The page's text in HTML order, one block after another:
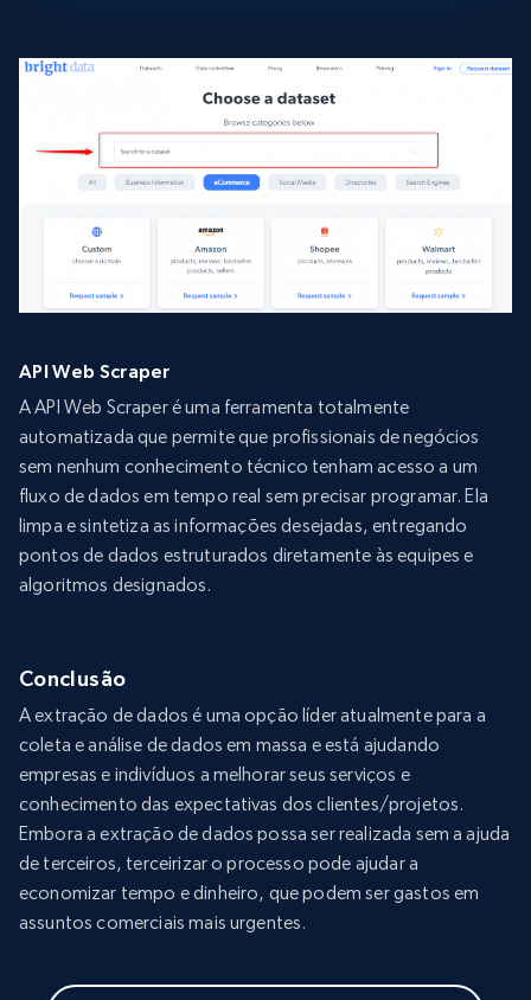
API Web Scraper
A API Web Scraper é uma ferramenta totalmente
automatizada que permite que profissionais de negócios
sem nenhum conhecimento técnico tenham acesso a um
fluxo de dados em tempo real sem precisar programar. Ela
limpa e sintetiza as informações desejadas, entregando
pontos de dados estruturados diretamente às equipes e
algoritmos designados.
Conclusão
A extração de dados é uma opção líder atualmente para a
coleta e análise de dados em massa e está ajudando
empresas e indivíduos a melhorar seus serviços e
conhecimento das expectativas dos clientes/projetos.
Embora a extração de dados possa ser realizada sem a ajuda
de terceiros, terceirizar o processo pode ajudar a
economizar tempo e dinheiro, que podem ser gastos em
assuntos comerciais mais urgentes.